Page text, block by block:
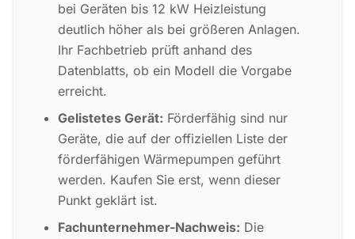
bei Geräten bis 12 kW Heizleistung
deutlich höher als bei größeren Anlagen.
Ihr Fachbetrieb prüft anhand des
Datenblatts, ob ein Modell die Vorgabe
erreicht.
Gelistetes Gerät: Förderfähig sind nur
Geräte, die auf der offiziellen Liste der
förderfähigen Wärmepumpen geführt
werden. Kaufen Sie erst, wenn dieser
Punkt geklärt ist.
Fachunternehmer-Nachweis: Die